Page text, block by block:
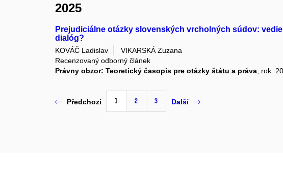
2025
Prejudiciálne otázky slovenských vrcholných súdov:
dialóg?
KOVÁČ Ladislav
VIKARSKÁ Zuzana
Recenzovaný odborný článek
Právny obzor: Teoretický časopis pre otázky štátu a práva, rok:
Předchozí 1 2 3 Další